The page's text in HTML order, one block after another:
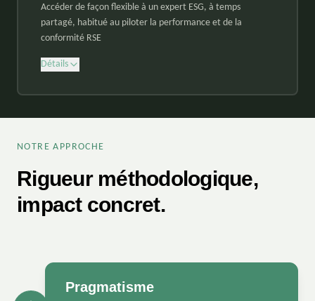
Accéder de façon flexible à un expert ESG, à temps
partagé, habitué au piloter la performance et de la
conformité RSE
Détails
NOTRE APPROCHE
Rigueur méthodologique,
impact concret.
Pragmatisme